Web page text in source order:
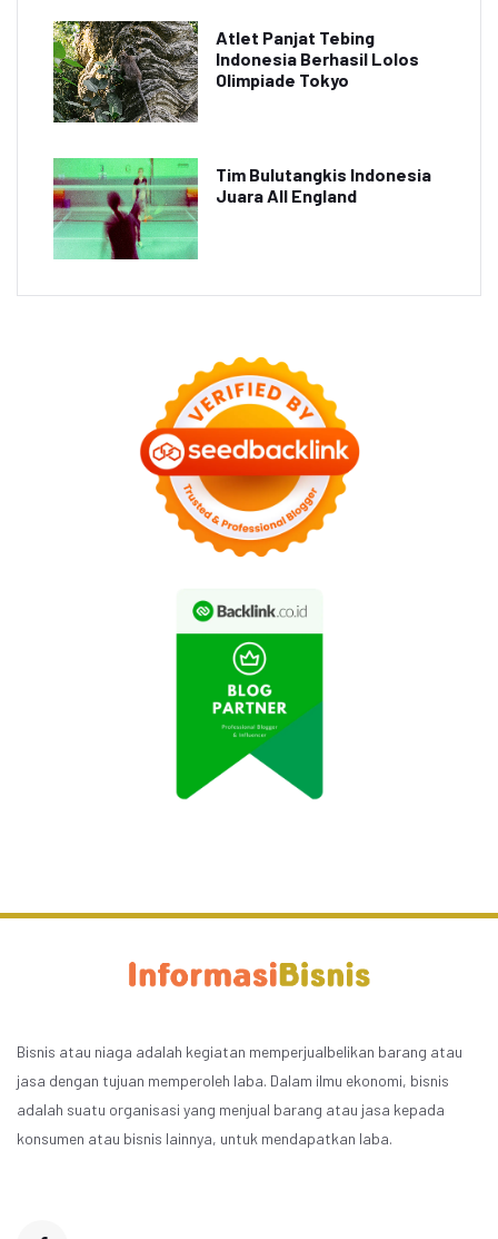
Atlet Panjat Tebing
Indonesia Berhasil Lolos
Olimpiade Tokyo
Tim Bulutangkis Indonesia
Juara All England
Bisnis atau niaga adalah kegiatan memperjualbelikan barang atau
jasa dengan tujuan memperoleh laba. Dalam ilmu ekonomi, bisnis
adalah suatu organisasi yang menjual barang atau jasa kepada
konsumen atau bisnis lainnya, untuk mendapatkan laba.